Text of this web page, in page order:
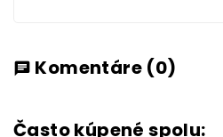
chat Komentáre (0)
Často kúpené spolu: